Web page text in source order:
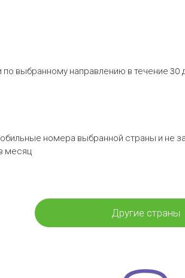
выбранному направлению в течение 30
номера выбранной страны и не
месяц
Другие страны